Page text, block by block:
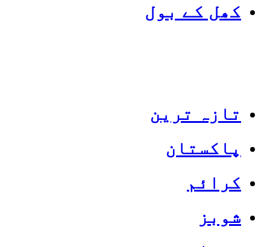
کھل کے بول
تازہ ترین
پاکستان
کرائم
شوبز
Categories
Top News